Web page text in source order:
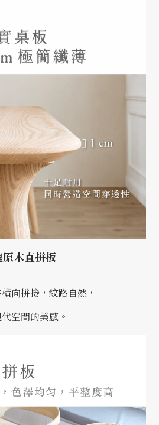
原木直拼板
向拼接， 紋路自然，
空間的美感。